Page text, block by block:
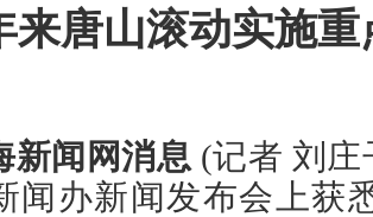
来唐山滚动实施重
新闻网消息 (记者 刘庄
闻办新闻发布会上获